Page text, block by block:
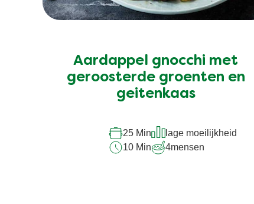
Aardappel gnocchi met
geroosterde groenten en
geitenkaas
25 Min
lage moeilijkheid
10 Min
4mensen